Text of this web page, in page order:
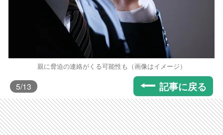
親に脅迫の連絡がくる可能性も（画像はイメージ）
5/13 記事に戻る